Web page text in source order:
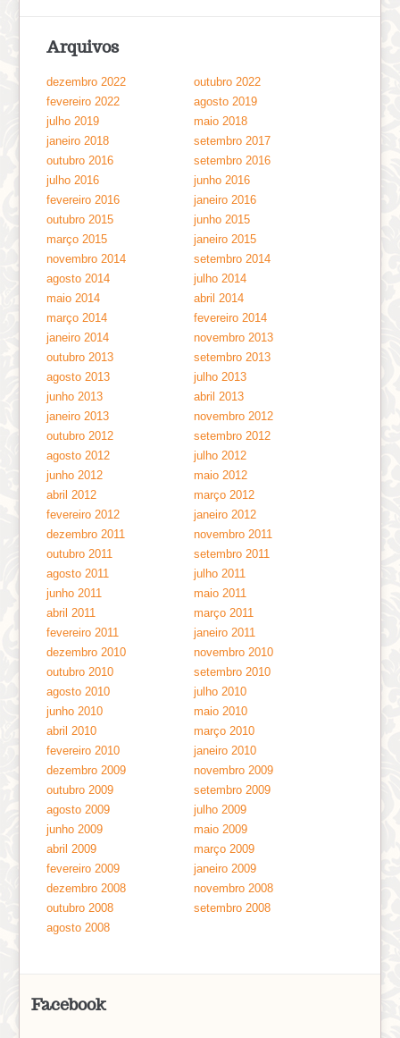
Arquivos
dezembro 2022
outubro 2022
fevereiro 2022
agosto 2019
julho 2019
maio 2018
janeiro 2018
setembro 2017
outubro 2016
setembro 2016
julho 2016
junho 2016
fevereiro 2016
janeiro 2016
outubro 2015
junho 2015
março 2015
janeiro 2015
novembro 2014
setembro 2014
agosto 2014
julho 2014
maio 2014
abril 2014
março 2014
fevereiro 2014
janeiro 2014
novembro 2013
outubro 2013
setembro 2013
agosto 2013
julho 2013
junho 2013
abril 2013
janeiro 2013
novembro 2012
outubro 2012
setembro 2012
agosto 2012
julho 2012
junho 2012
maio 2012
abril 2012
março 2012
fevereiro 2012
janeiro 2012
dezembro 2011
novembro 2011
outubro 2011
setembro 2011
agosto 2011
julho 2011
junho 2011
maio 2011
abril 2011
março 2011
fevereiro 2011
janeiro 2011
dezembro 2010
novembro 2010
outubro 2010
setembro 2010
agosto 2010
julho 2010
junho 2010
maio 2010
abril 2010
março 2010
fevereiro 2010
janeiro 2010
dezembro 2009
novembro 2009
outubro 2009
setembro 2009
agosto 2009
julho 2009
junho 2009
maio 2009
abril 2009
março 2009
fevereiro 2009
janeiro 2009
dezembro 2008
novembro 2008
outubro 2008
setembro 2008
agosto 2008
Facebook